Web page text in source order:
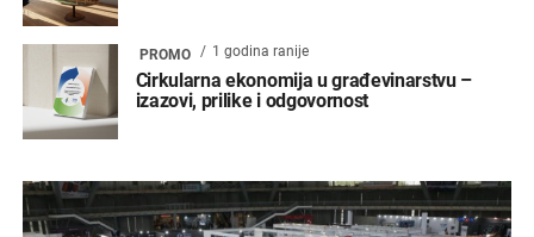
PROMO 1 godina ranije
Cirkularna ekonomija u građevinarstvu –
izazovi, prilike i odgovornost